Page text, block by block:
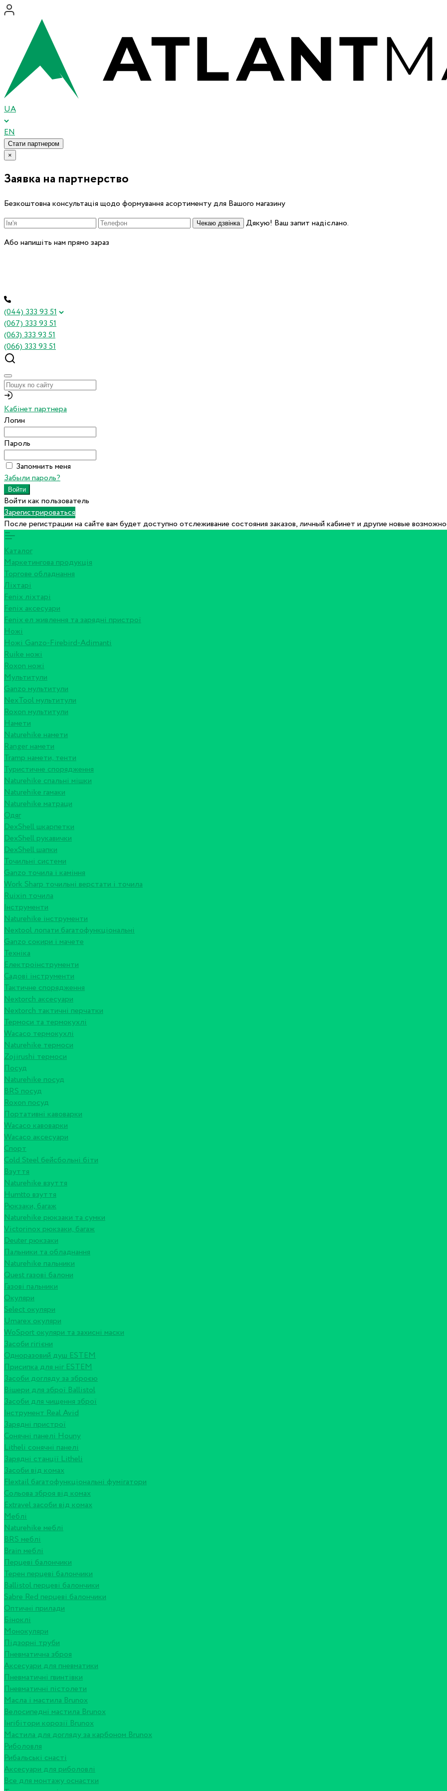
UA
EN
Стати партнером
×
Заявка на партнерство
Безкоштовна консультація щодо формування асортименту для Вашого магазину
Чекаю дзвінка
Дякую! Ваш запит надіслано.
Або напишіть нам прямо зараз
(044) 333 93 51
(067) 333 93 51
(063) 333 93 51
(066) 333 93 51
Кабінет партнера
Логин
Пароль
Запомнить меня
Забыли пароль?
Войти как пользователь
Зарегистрироваться
После регистрации на сайте вам будет доступно отслеживание состояния заказов, личный кабинет и другие новые
Каталог
Маркетингова продукція
Торгове обладнання
Ліхтарі
Fenix ліхтарі
Fenix аксесуари
Fenix ел живлення та зарядні пристрої
Ножі
Ножі Ganzo-Firebird-Adimanti
Ruike ножі
Roxon ножi
Мультитули
Ganzo мультитули
NexTool мультитули
Roxon мультитули
Намети
Naturehike намети
Ranger намети
Tramp намети, тенти
Туристичне спорядження
Naturehike спальні мішки
Naturehike гамаки
Naturehike матраци
Одяг
DexShell шкарпетки
DexShell рукавички
DexShell шапки
Точильні системи
Ganzo точила і каміння
Work Sharp точильні верстати і точила
Ruixin точила
Інструменти
Naturehike інструменти
Nextool лопати багатофункціональні
Ganzo сокири і мачете
Техніка
Електроінструменти
Садові інструменти
Тактичне спорядження
Nextorch аксесуари
Nextorch тактичні перчатки
Термоси та термокухлі
Wacaco термокухлі
Naturehike термоси
Zojirushi термоси
Посуд
Naturehike посуд
BRS посуд
Roxon посуд
Портативні кавоварки
Wacaco кавоварки
Wacaco аксесуари
Спорт
Cold Steel бейсбольні біти
Взуття
Naturehike взуття
Humtto взуття
Рюкзаки, багаж
Naturehike рюкзаки та сумки
Victorinox рюкзаки, багаж
Deuter рюкзаки
Пальники та обладнання
Naturehike пальники
Quest газові балони
Газові пальники
Окуляри
Select окуляри
Umarex окуляри
WoSport окуляри та захисні маски
Засоби гігієни
Одноразовий душ ESTEM
Присипка для ніг ESTEM
Засоби догляду за зброєю
Вішери для зброї Ballistol
Засоби для чищення зброї
Інструмент Real Avid
Зарядні пристрої
Сонячні панелі Houny
Litheli сонячні панелі
Зарядні станції Litheli
Засоби від комах
Flextail багатофункціональні фумігатори
Сольова зброя від комах
Extravel засоби від комах
Меблі
Naturehike меблі
BRS меблі
Brain меблі
Перцеві балончики
Терен перцеві балончики
Ballistol перцеві балончики
Sabre Red перцеві балончики
Оптичні прилади
Біноклі
Монокуляри
Підзорні труби
Пневматична зброя
Аксесуари для пневматики
Пневматичні гвинтівки
Пневматичні пістолети
Масла і мастила Brunox
Велосипедні мастила Brunox
Інгібітори корозії Brunox
Мастила для догляду за карбоном Brunox
Риболовля
Рибальські снасті
Аксесуари для риболовлі
Все для монтажу оснастки